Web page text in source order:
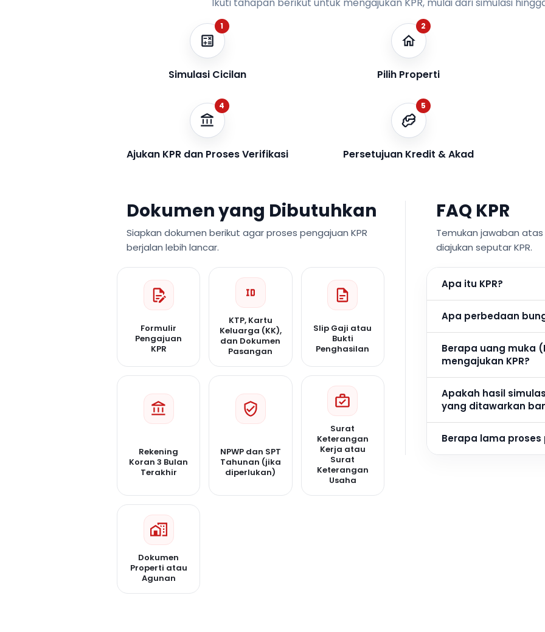
1
Simulasi Cicilan
2
Pilih Properti
4
Ajukan KPR dan Proses Verifikasi
5
Persetujuan Kredit & Akad
Dokumen yang Dibutuhkan
Siapkan dokumen berikut agar proses pengajuan KPR
berjalan lebih lancar.
Formulir
Pengajuan
KPR
KTP, Kartu
Keluarga (KK),
dan Dokumen
Pasangan
Slip Gaji atau
Bukti
Penghasilan
Rekening
Koran 3 Bulan
Terakhir
NPWP dan SPT
Tahunan (jika
diperlukan)
Surat
Keterangan
Kerja atau
Surat
Keterangan
Usaha
Dokumen
Properti atau
Agunan
FAQ KPR
Temukan jawaban
diajukan seputar KPR.
Apa itu KPR?
Apa perbedaan
Berapa uang muka
mengajukan KPR?
Apakah hasil
yang ditawarkan
Berapa lama proses